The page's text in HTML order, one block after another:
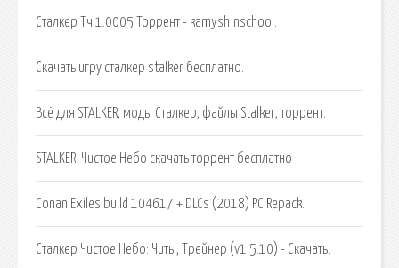
Сталкер Тч 1.0005 Торрент - kamyshinschool.
Скачать игру сталкер stalker бесплатно.
Всё для STALKER, моды Сталкер, файлы Stalker, торрент.
STALKER: Чистое Небо скачать торрент бесплатно
Conan Exiles build 104617 + DLCs (2018) PC Repack.
Сталкер Чистое Небо: Читы, Трейнер (v1.5.10) - Скачать.